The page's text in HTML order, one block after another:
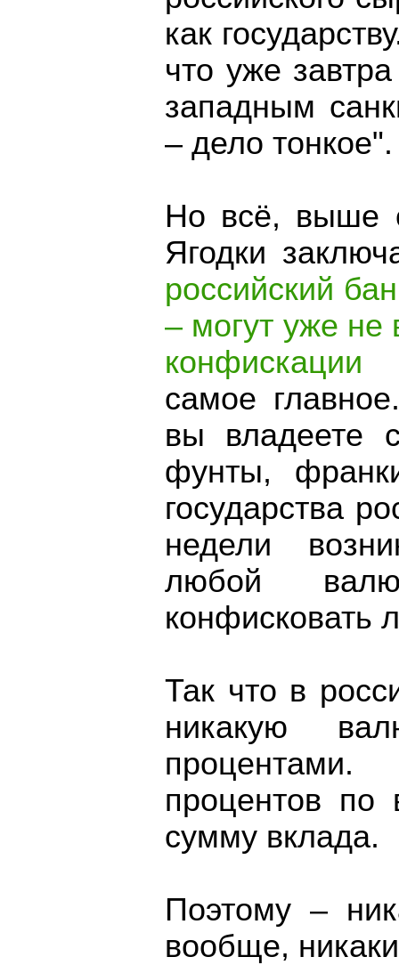
как
что уже
западным
– дело тонкое".
Но всё, выше
Ягодки
российский
– могут уже не
конфискации
самое
вы владеете
фунты,
государства
недели
любой
конфисковать
Так что в
никакую
процентов по
сумму вклада.
Поэтому –
вообще,